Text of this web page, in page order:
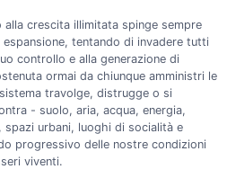
crescita illimitata spinge sempre
tentando di invadere tutti
controllo e alla generazione di
ormai da chiunque amministri le
travolge, distrugge o si
- suolo, aria, acqua, energia,
urbani, luoghi di socialità e
progressivo delle nostre condizioni
viventi.